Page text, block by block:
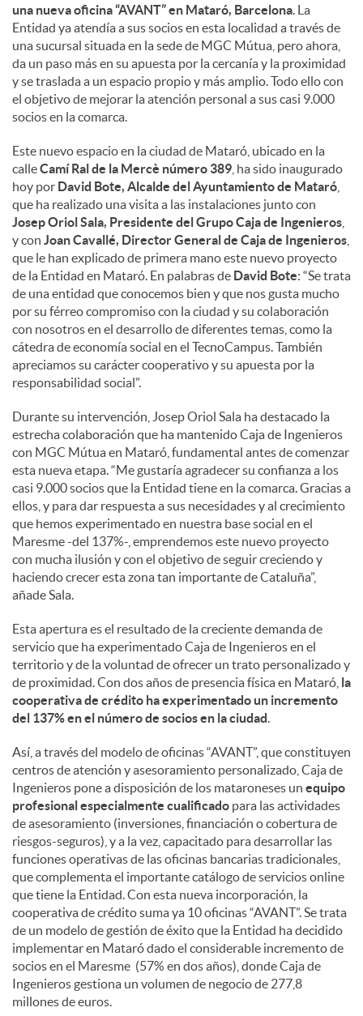
una nueva oficina “AVANT” en Mataró, Barcelona . La
Entidad ya atendía a sus socios en esta localidad a través de
una sucursal situada en la sede de MGC Mútua, pero ahora,
da un paso más en su apuesta por la cercanía y la proximidad
y se traslada a un espacio propio y más amplio. Todo ello con
el objetivo de mejorar la atención personal a sus casi 9.000
socios en la comarca.
Este nuevo espacio en la ciudad de Mataró, ubicado en la
calleCamí Ral de la Mercè número 389 , ha sido inaugurado
hoy por David Bote, Alcalde del Ayuntamiento de Mataró
que ha realizado una visita a las instalaciones junto con
Josep Oriol Sala, Presidente del Grupo Caja de Ingenieros
y con Joan Cavallé, Director General de Caja de Ingenieros
que le han explicado de primera mano este nuevo proyecto
de la Entidad en Mataró. En palabras de David Bote: “Se trata
de una entidad que conocemos bien y que nos gusta mucho
por su férreo compromiso con la ciudad y su colaboración
con nosotros en el desarrollo de diferentes temas, como la
cátedra de economía social en el TecnoCampus. También
apreciamos su carácter cooperativo y su apuesta por la
responsabilidad social”.
Durante su intervención, Josep Oriol Sala ha destacado la
estrecha colaboración que ha mantenido Caja de Ingenieros
con MGC Mútua en Mataró, fundamental antes de comenzar
esta nueva etapa. “Me gustaría agradecer su confianza a los
casi 9.000 socios que la Entidad tiene en la comarca. Gracias a
ellos, y para dar respuesta a sus necesidades y al crecimiento
que hemos experimentado en nuestra base social en el
Maresme -del 137%-, emprendemos este nuevo proyecto
con mucha ilusión y con el objetivo de seguir creciendo y
haciendo crecer esta zona tan importante de Cataluña”,
añade Sala.
Esta apertura es el resultado de la creciente demanda de
servicio que ha experimentado Caja de Ingenieros en el
territorio y de la voluntad de ofrecer un trato personalizado y
de proximidad. Con dos años de presencia física en Mataró, la
cooperativa de crédito ha experimentado un incremento
del 137% en el número de socios en la ciudad
Así, a través del modelo de oficinas “AVANT”, que constituyen
centros de atención y asesoramiento personalizado, Caja de
Ingenieros pone a disposición de los mataroneses un equipo
profesional especialmente cualificado para las actividades
de asesoramiento (inversiones, financiación o cobertura de
riesgos-seguros), y a la vez, capacitado para desarrollar las
funciones operativas de las oficinas bancarias tradicionales,
que complementa el importante catálogo de servicios online
que tiene la Entidad. Con esta nueva incorporación, la
cooperativa de crédito suma ya 10 oficinas “AVANT”. Se trata
de un modelo de gestión de éxito que la Entidad ha decidido
implementar en Mataró dado el considerable incremento de
socios en el Maresme (57% en dos años), donde Caja de
Ingenieros gestiona un volumen de negocio de 277,8
millones de euros.